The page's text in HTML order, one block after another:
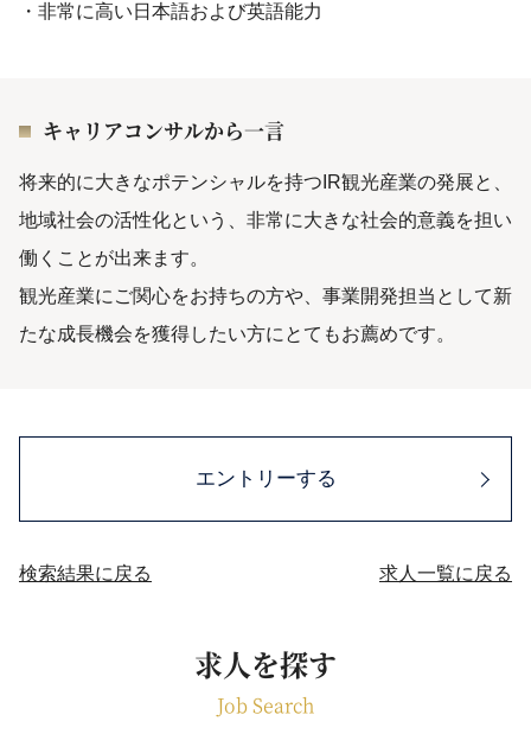
・非常に高い日本語および英語能力
キャリアコンサルから一言
将来的に大きなポテンシャルを持つIR観光産業の発展と、
地域社会の活性化という、非常に大きな社会的意義を担い
働くことが出来ます。
観光産業にご関心をお持ちの方や、事業開発担当として新
たな成長機会を獲得したい方にとてもお薦めです。
エントリーする
検索結果に戻る 求人一覧に戻る
求人を探す
Job Search